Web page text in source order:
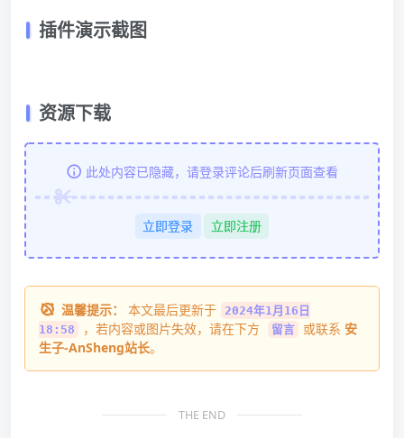
插件演示截图
资源下载
此处内容已隐藏，请登录评论后刷新页面查看
立即登录 立即注册
温馨提示： 本文最后更新于
2024年1月16日
18:58
，若内容或图片失效，请在下方 留言 或联系 安
生子-AnSheng站长。
THE END